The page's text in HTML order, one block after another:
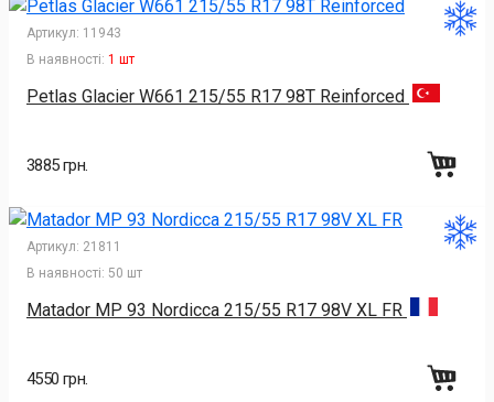
Артикул: 11943
В наявності: 1 шт
Petlas Glacier W661 215/55 R17 98T Reinforced
3885 грн.
Артикул: 21811
В наявності: 50 шт
Matador MP 93 Nordicca 215/55 R17 98V XL FR
4550 грн.